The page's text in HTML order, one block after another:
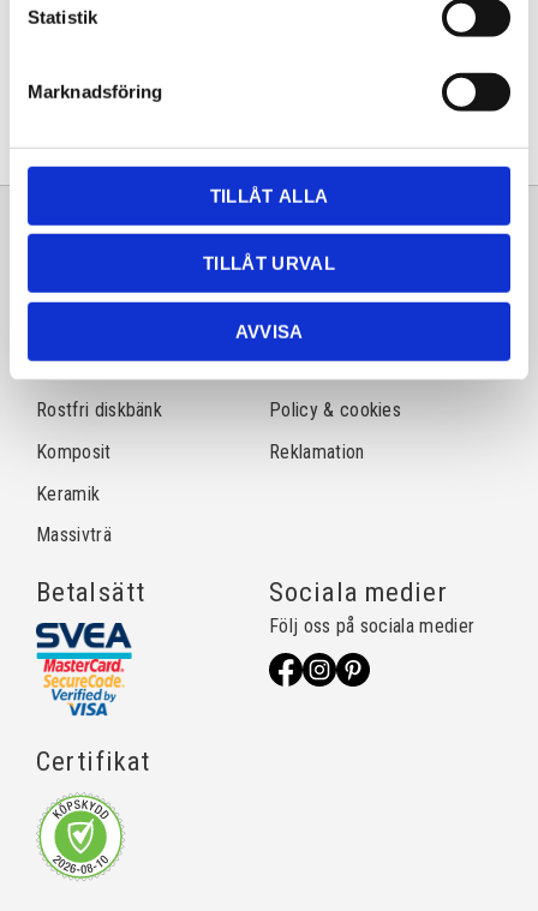
Statistik
Marknadsföring
TILLÅT ALLA
TILLÅT URVAL
AVVISA
Sortiment
Natursten
Rostfri diskbänk
Komposit
Keramik
Massivträ
Information
Frågor & svar
Köpvillkor
Policy & cookies
Reklamation
Betalsätt
Certifikat
Sociala medier
Följ oss på sociala medier